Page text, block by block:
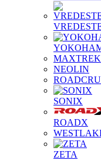
MAXTREK
NEOLIN
SONIX
ROADX
ZETA